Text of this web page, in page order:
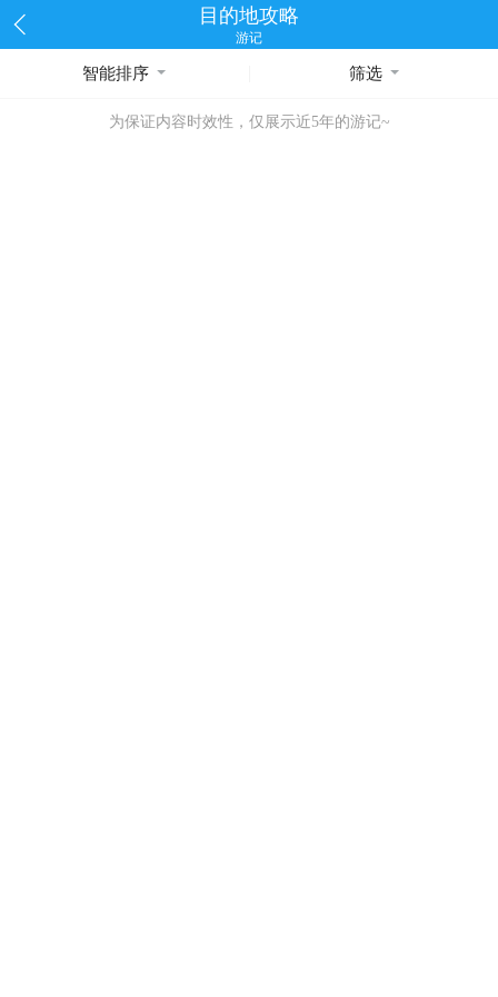
目的地攻略
游记
智能排序 筛选
为保证内容时效性，仅展示近5年的游记~